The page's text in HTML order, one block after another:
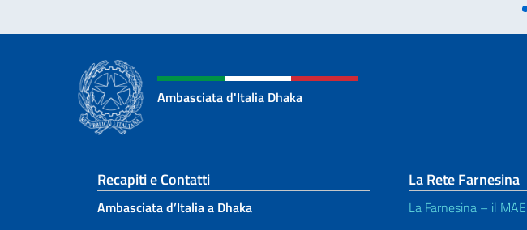
Ambasciata d'Italia Dhaka
Sezione footer
Recapiti e Contatti
Ambasciata d’Italia a Dhaka
La Rete Farnesina
La Farnesina – il